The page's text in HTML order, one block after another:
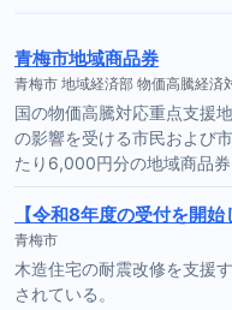
青梅市地域商品券
青梅市 地域経済部 物価高騰経
国の物価高騰対応重点支援
の影響を受ける市民および
たり6,000円分の地域商品券
【令和8年度の受付を開
青梅市
木造住宅の耐震改修を支援
されている。